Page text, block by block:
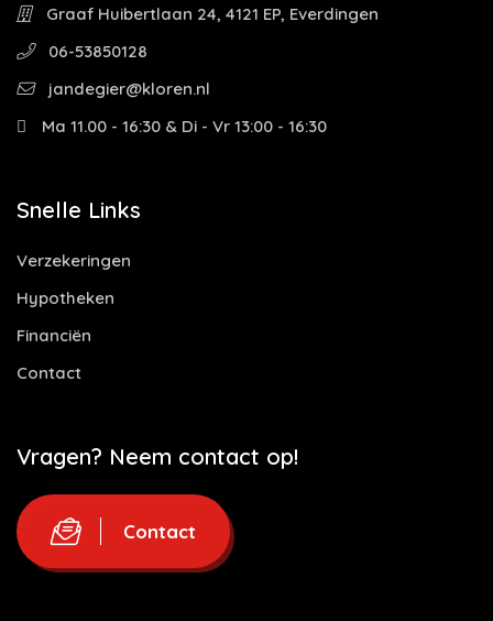
Graaf Huibertlaan 24, 4121 EP, Everdingen
06-53850128
jandegier@kloren.nl
Ma 11.00 - 16:30 & Di - Vr 13:00 - 16:30
Snelle Links
Verzekeringen
Hypotheken
Financiën
Contact
Vragen? Neem contact op!
Contact